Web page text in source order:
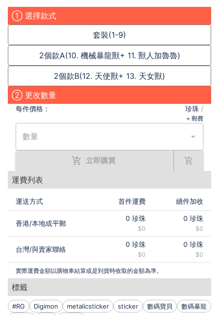
11. 獸人加魯魯
2個款B(HKD20)：
寄香港：請支持本土速遞，到付，10HKD-30HKD
寄台灣：順豐速遞/郵寄，到付，40HKD/150TWD起
寄其他地方：詳細請聯絡攤主
詳細請聯絡攤主(未來墟/fb: @digimon.rise/ ig: ris.ce)
(´･ω･`) 請小心界手和多謝支持。
① 選擇款式
套裝(1-9)
2個款A(10. 機械暴龍獸+ 11. 獸人加魯魯)
2個款B(12. 天使獸+ 13. 天女獸)
② 更改數量
每件價格： 珍珠 /
+ 郵費
數量
立即購買
運費列表
運送方式 首件運費 續件加收
香港/本地或平郵
0 珍珠
$0
0 珍珠
$0
台灣/與賣家聯絡
0 珍珠
$0
0 珍珠
$0
實際運費金額以購物車結算或是到貨時收取的金額為準。
標籤
#RG Digimon metalicsticker sticker 數碼寶貝
數碼暴龍